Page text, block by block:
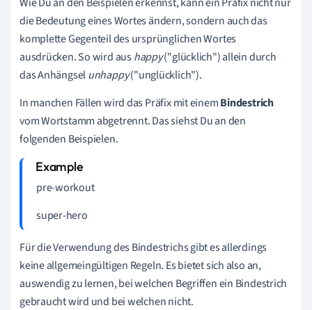
die Bedeutung eines Wortes ändern, sondern auch das
komplette Gegenteil des ursprünglichen Wortes
ausdrücken. So wird aushappy("glücklich") allein durch
das Anhängselunhappy("unglücklich").
In manchen Fällen wird das Präfix mit einemBindestrich
vom Wortstamm abgetrennt. Das siehst Du an den
folgenden Beispielen.
pre-workout
super-hero
Für die Verwendung des Bindestrichs gibt es allerdings
keine allgemeingültigen Regeln. Es bietet sich also an,
auswendig zu lernen, bei welchen Begriffen ein Bindestrich
gebraucht wird und bei welchen nicht.